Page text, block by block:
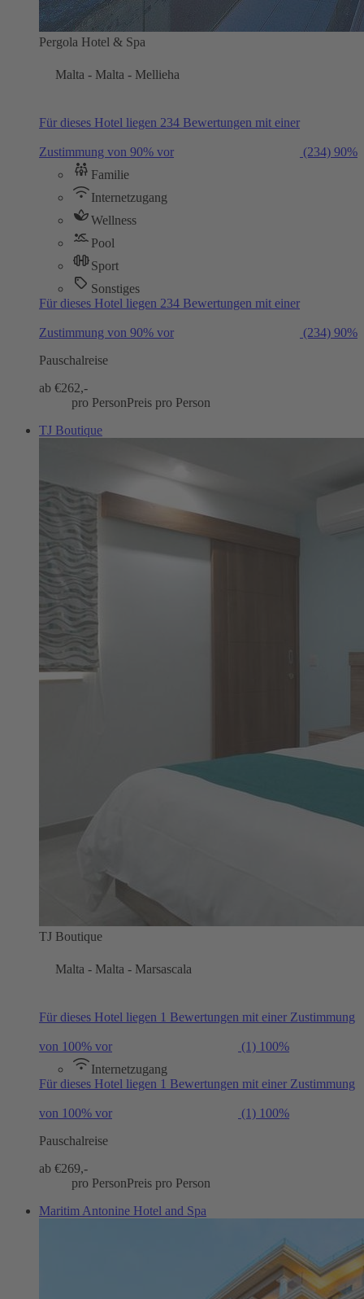
Pergola Hotel & Spa
Malta - Malta - Mellieha
Für dieses Hotel liegen 234 Bewertungen mit einer
Zustimmung von 90% vor (234) 90%
Familie
Internetzugang
Wellness
Pool
Sport
Sonstiges
Für dieses Hotel liegen 234 Bewertungen mit einer
Zustimmung von 90% vor (234) 90%
Pauschalreise
ab €262,-
pro PersonPreis pro Person
TJ Boutique
TJ Boutique
Malta - Malta - Marsascala
Für dieses Hotel liegen 1 Bewertungen mit einer Zustimmung
von 100% vor (1) 100%
Internetzugang
Für dieses Hotel liegen 1 Bewertungen mit einer Zustimmung
von 100% vor (1) 100%
Pauschalreise
ab €269,-
pro PersonPreis pro Person
Maritim Antonine Hotel and Spa